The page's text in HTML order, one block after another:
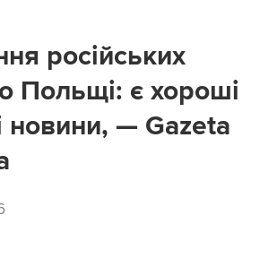
російських
Польщі: є хороші
новини, — Gazeta